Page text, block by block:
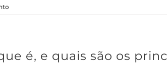
é, e quais são os